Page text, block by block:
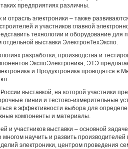
предприятиях различны.
отрасль электроники – также
и участников главной
технологии и оборудование для
выставки ЭлектронТехЭкспо.
разработки, производства и
ЭкспоЭлектроника, ЭТЭ
и Продуктроника проводятся в
выставкой, на которой участники
линии и тестово-измерительные
в эффективности выбора для
компоненты и материалы.
и участников выставки – основной
научить и развить
электроники, центром проведения